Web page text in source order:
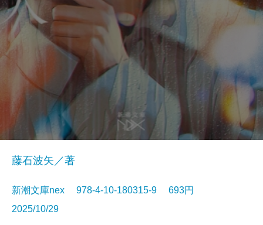
藤石波矢／著
新潮文庫nex 978-4-10-180315-9 693円
2025/10/29